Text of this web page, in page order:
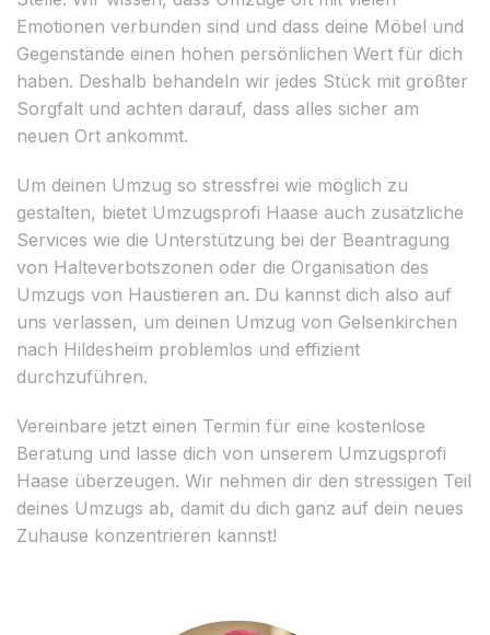
Emotionen verbunden sind und dass deine Möbel und
Gegenstände einen hohen persönlichen Wert für dich
haben. Deshalb behandeln wir jedes Stück mit größter
Sorgfalt und achten darauf, dass alles sicher am
neuen Ort ankommt.
Um deinen Umzug so stressfrei wie möglich zu
gestalten, bietet Umzugsprofi Haase auch zusätzliche
Services wie die Unterstützung bei der Beantragung
von Halteverbotszonen oder die Organisation des
Umzugs von Haustieren an. Du kannst dich also auf
uns verlassen, um deinen Umzug von Gelsenkirchen
nach Hildesheim problemlos und effizient
durchzuführen.
Vereinbare jetzt einen Termin für eine kostenlose
Beratung und lasse dich von unserem Umzugsprofi
Haase überzeugen. Wir nehmen dir den stressigen Teil
deines Umzugs ab, damit du dich ganz auf dein neues
Zuhause konzentrieren kannst!